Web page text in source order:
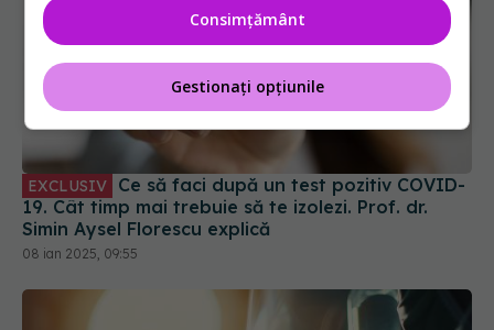
EXCLUSIV
19. Cât timp mai trebuie să te izolezi. Prof. dr.
Simin Aysel Florescu explică
08 ian 2025, 09:55
Consimțământ
Gestionați opțiunile